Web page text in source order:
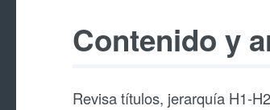
Contenido y
Revisa títulos, jerarquía H1-